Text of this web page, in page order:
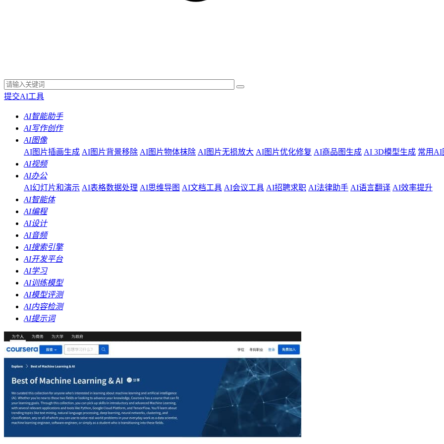
提交AI工具
AI智能助手
AI写作创作
AI图像
AI图片插画生成 AI图片背景移除 AI图片物体抹除 AI图片无损放大 AI图片优化修复 AI商品图生成 AI 3D模型生成 常用AI
AI视频
AI办公
AI幻灯片和演示 AI表格数据处理 AI思维导图 AI文档工具 AI会议工具 AI招聘求职 AI法律助手 AI语言翻译 AI效率提升
AI智能体
AI编程
AI设计
AI音频
AI搜索引擎
AI开发平台
AI学习
AI训练模型
AI模型评测
AI内容检测
AI提示词